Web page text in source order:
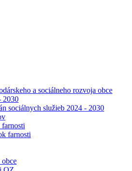
a sociálneho rozvoja obce
2030
sociálnych služieb 2024 - 2030
farnosti
obce